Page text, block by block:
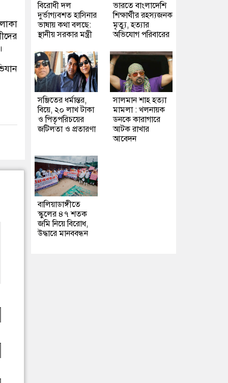
বিরোধী দল
দুর্ভাগ্যবশত হাসিনার
ভাষায় কথা বলছে:
স্থানীয় সরকার মন্ত্রী
ভারতে বাংলাদেশি
শিক্ষার্থীর রহস্যজনক
মৃত্যু, হত্যার
অভিযোগ পরিবারের
সঞ্জিতের ধর্মান্তর,
বিয়ে, ২০ লাখ টাকা
ও পিতৃপরিচয়ের
জটিলতা ও প্রতারণা
সালমান শাহ হত্যা
মামলা : খলনায়ক
ডনকে কারাগারে
আটক রাখার
আবেদন
বালিয়াডাঙ্গীতে
স্কুলের ৪৭ শতক
জমি নিয়ে বিরোধ,
উদ্ধারে মানববন্ধন